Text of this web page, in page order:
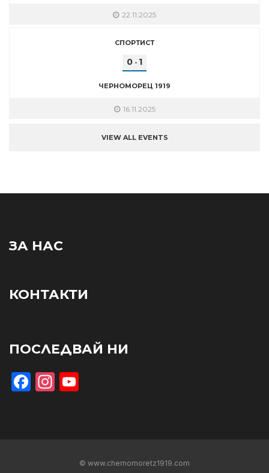
22.11.2025
СПОРТИСТ
0 - 1
ЧЕРНОМОРЕЦ 1919
16.11.2025
VIEW ALL EVENTS
ЗА НАС
КОНТАКТИ
ПОСЛЕДВАЙ НИ
Facebook
Instagram
© www.chernomoretz1919.com